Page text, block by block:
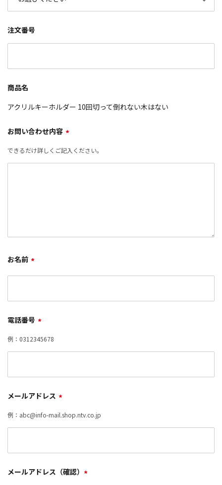
注文番号
商品名
アクリルキーホルダー 10回切って倒れない木はない
お問い合わせ内容 *
できるだけ詳しくご記入ください。
お名前 *
電話番号 *
例：0312345678
メールアドレス *
例：abc@info-mail.shop.ntv.co.jp
メールアドレス（確認） *